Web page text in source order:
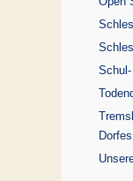
Dorfes